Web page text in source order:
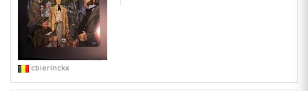
cbierinckx